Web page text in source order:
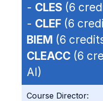
- CLES (6
- CLEF (6
BIEM (6
CLEACC (6
AI)
Course Director: